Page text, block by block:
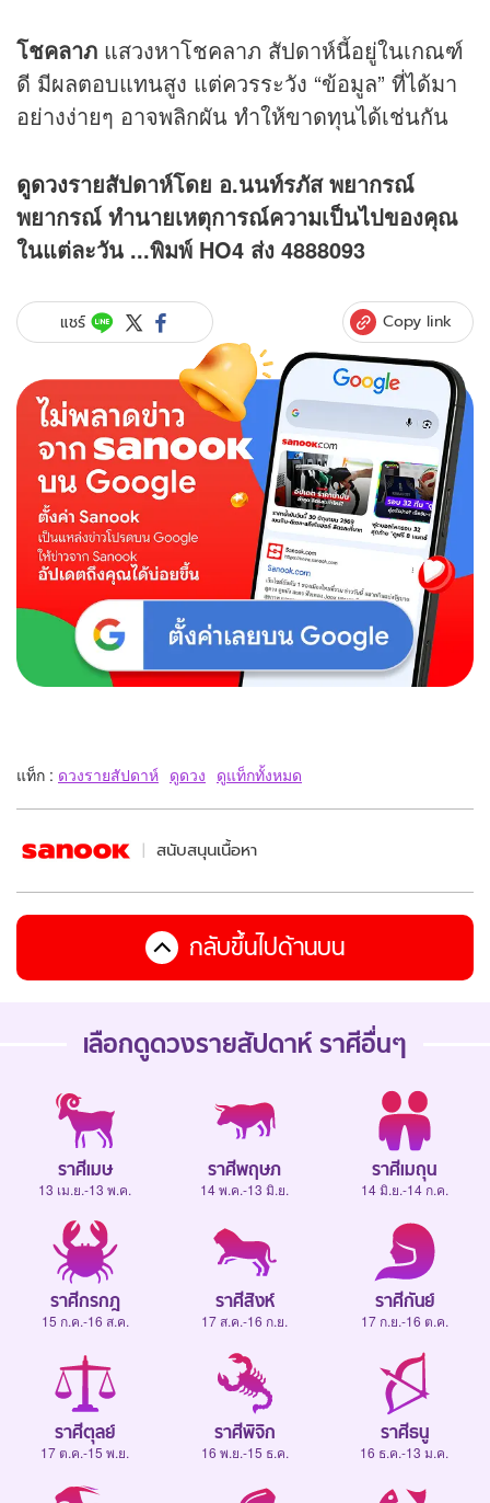
โชคลาภ แสวงหาโชคลาภ สัปดาห์นี้อยู่ในเกณฑ์
ดี มีผลตอบแทนสูง แต่ควรระวัง “ข้อมูล” ที่ได้มา
อย่างง่ายๆ อาจพลิกผัน ทำให้ขาดทุนได้เช่นกัน
ดูดวงรายสัปดาห์โดย อ.นนท์รภัส พยากรณ์
พยากรณ์ ทำนายเหตุการณ์ความเป็นไปของคุณ
ในแต่ละวัน ...พิมพ์ HO4 ส่ง 4888093
แชร์ Copy link
แท็ก : ดวงรายสัปดาห์ ดูดวง ดูแท็กทั้งหมด
สนับสนุนเนื้อหา
กลับขึ้นไปด้านบน
เลือกดูดวงรายสัปดาห์ ราศีอื่นๆ
ราศีเมษ
13 เม.ย.-13 พ.ค.
ราศีพฤษภ
14 พ.ค.-13 มิ.ย.
ราศีเมถุน
14 มิ.ย.-14 ก.ค.
ราศีกรกฎ
15 ก.ค.-16 ส.ค.
ราศีสิงห์
17 ส.ค.-16 ก.ย.
ราศีกันย์
17 ก.ย.-16 ต.ค.
ราศีตุลย์
17 ต.ค.-15 พ.ย.
ราศีพิจิก
16 พ.ย.-15 ธ.ค.
ราศีธนู
16 ธ.ค.-13 ม.ค.